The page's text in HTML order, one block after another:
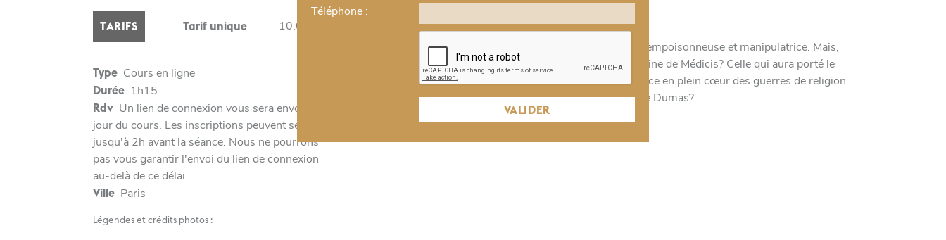
TARIFS Tarif unique 10,00 €
Type Cours en ligne
Durée 1h15
Rdv Un lien de connexion vous sera envoyé le
jour du cours. Les inscriptions peuvent se faire
jusqu'à 2h avant la séance. Nous ne pourrons
pas vous garantir l'envoi du lien de connexion
au-delà de ce délai.
Ville Paris
Légendes et crédits photos :
L'Histoire a gardé d'elle l'image d'une reine machiavélique, empoisonneuse et manipulatrice. Mais,
au-delà de cette légende noire quelle est la vérité sur Catherine de Médicis? Celle qui aura porté le
deuil de son mari pendant quatre décennies et dirigé la France en plein cœur des guerres de religion
était-elle vraiment la Veuve Noire que nous décrit Alexandre Dumas?
Téléphone :
VALIDER